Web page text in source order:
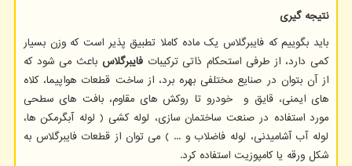
نتیجه گیری
باید بگوییم که فایبرگلاس یک ماده کاملا تطبیق پذیر است که وزن بسیار
کمی دارد، از طرفی استحکام ذاتی ترکیباتفایبرگلاس باعث می شود که
از آن بتوان در صنایع مختلفی بهره برد، از ساخت قطعات هواپیما، کلاه
های ایمنی، قایق و خودرو تا روکش های مقاوم، بافت های سطحی
مورد استفاده در صنعت ساختمان سازی، لوله کشی ( لوله آبگرمکن ها،
لوله آب آشامیدنی، لوله فاضلاب و ... ) می توان از قطعات فایبرگلاس به
شکل ورقه یا کامپوزیت استفاده کرد.